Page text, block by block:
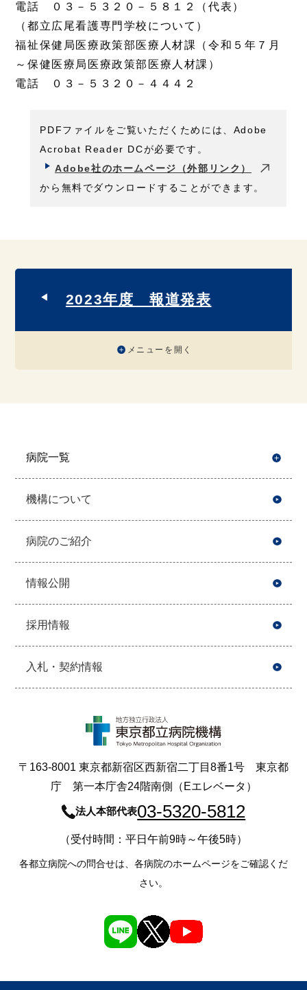
電話 ０３－５３２０－５８１２（代表）
（都立広尾看護専門学校について）
福祉保健局医療政策部医療人材課（令和５年７月
～保健医療局医療政策部医療人材課）
電話 ０３－５３２０－４４４２
PDFファイルをご覧いただくためには、Adobe
Acrobat Reader DCが必要です。
Adobe社のホームページ（外部リンク）
から無料でダウンロードすることができます。
2023年度 報道発表
メニューを開く
病院一覧
機構について
病院のご紹介
情報公開
採用情報
入札・契約情報
〒163-8001 東京都新宿区西新宿二丁目8番1号 東京都
庁 第一本庁舎24階南側（Eエレベータ）
法人本部代表03-5320-5812
（受付時間：平日午前9時～午後5時）
各都立病院への問合せは、各病院のホームページをご確認くだ
さい。